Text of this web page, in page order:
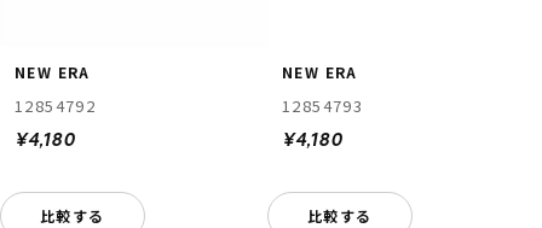
NEW ERA
12854792
¥4,180
比較する
NEW ERA
12854793
¥4,180
比較する